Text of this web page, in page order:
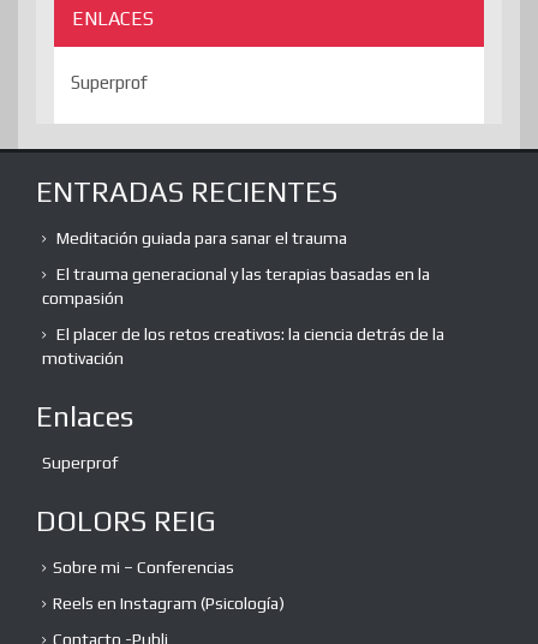
ENLACES
Superprof
ENTRADAS RECIENTES
Meditación guiada para sanar el trauma
El trauma generacional y las terapias basadas en la
compasión
El placer de los retos creativos: la ciencia detrás de la
motivación
Enlaces
Superprof
DOLORS REIG
Sobre mi – Conferencias
Reels en Instagram (Psicología)
Contacto -Publi